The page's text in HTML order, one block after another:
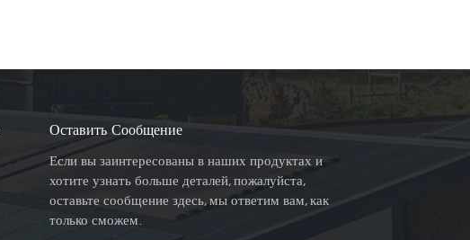
Оставить Сообщение
Если вы заинтересованы в наших продуктах и
хотите узнать больше деталей, пожалуйста,
оставьте сообщение здесь, мы ответим вам, как
только сможем.